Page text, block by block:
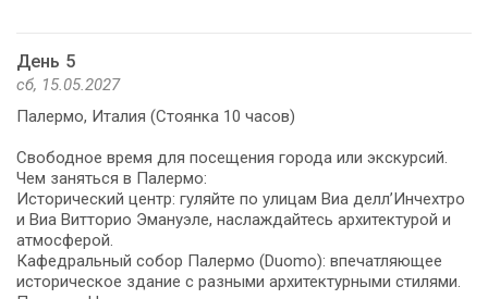
День 5
сб, 15.05.2027
Палермо, Италия (Стоянка 10 часов)
Свободное время для посещения города или экскурсий.
Чем заняться в Палермо:
Исторический центр: гуляйте по улицам Виа делл’Инчехтро
и Виа Витторио Эмануэле, наслаждайтесь архитектурой и
атмосферой.
Кафедральный собор Палермо (Duomo): впечатляющее
историческое здание с разными архитектурными стилями.